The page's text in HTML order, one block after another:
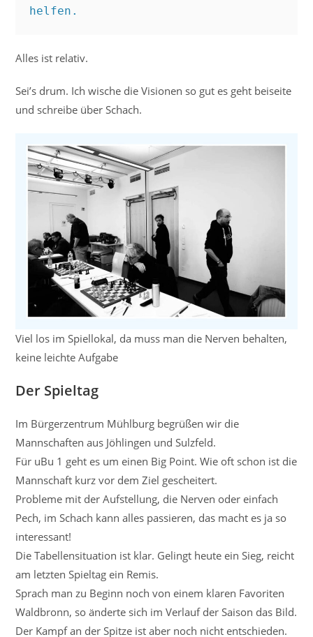
helfen.
Alles ist relativ.
Sei’s drum. Ich wische die Visionen so gut es geht beiseite
und schreibe über Schach.
Viel los im Spiellokal, da muss man die Nerven behalten,
keine leichte Aufgabe
Der Spieltag
Im Bürgerzentrum Mühlburg begrüßen wir die
Mannschaften aus Jöhlingen und Sulzfeld.
Für uBu 1 geht es um einen Big Point. Wie oft schon ist die
Mannschaft kurz vor dem Ziel gescheitert.
Probleme mit der Aufstellung, die Nerven oder einfach
Pech, im Schach kann alles passieren, das macht es ja so
interessant!
Die Tabellensituation ist klar. Gelingt heute ein Sieg, reicht
am letzten Spieltag ein Remis.
Sprach man zu Beginn noch von einem klaren Favoriten
Waldbronn, so änderte sich im Verlauf der Saison das Bild.
Der Kampf an der Spitze ist aber noch nicht entschieden.